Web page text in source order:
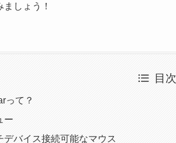
しょう！
目次
って？
ー
デバイス接続可能なマウス